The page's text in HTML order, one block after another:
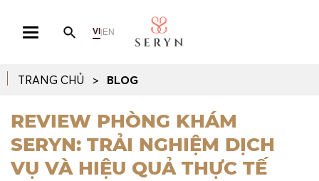
VI | EN
TRANG CHỦ BLOG
REVIEW PHÒNG KHÁM
SERYN: TRẢI NGHIỆM DỊCH
VỤ VÀ HIỆU QUẢ THỰC TẾ